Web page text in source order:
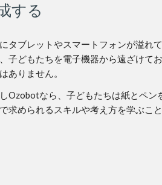
する
タブレットやスマートフォンが溢れ
子どもたちを電子機器から遠ざけて
ありません。
Ozobotなら、子どもたちは紙とペン
求められるスキルや考え方を学ぶこ